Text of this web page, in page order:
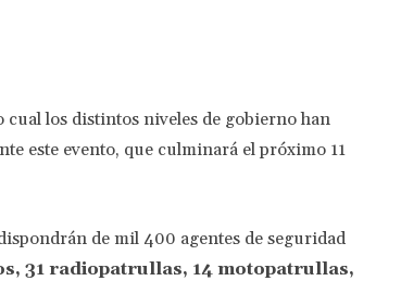
cual los distintos niveles de gobierno han
este evento, que culminará el próximo 11
de mil 400 agentes de seguridad
31 radiopatrullas, 14 motopatrullas,